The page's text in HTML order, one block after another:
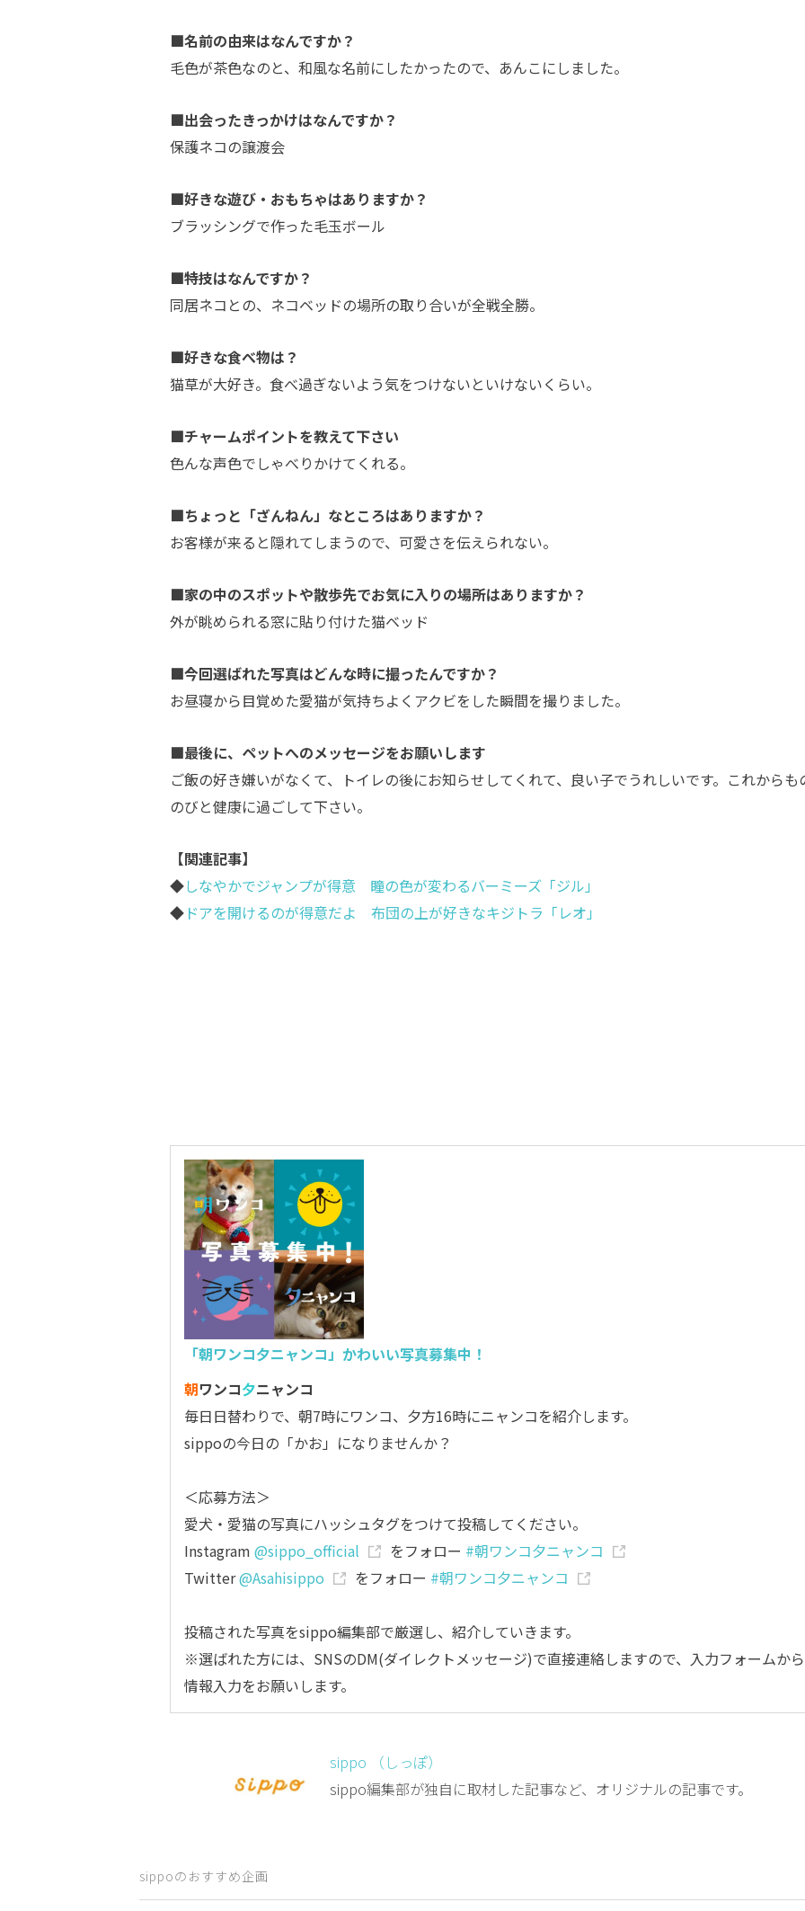
■名前の由来はなんですか？
毛色が茶色なのと、和風な名前にしたかったので、あんこにしました。
■出会ったきっかけはなんですか？
保護ネコの譲渡会
■好きな遊び・おもちゃはありますか？
ブラッシングで作った毛玉ボール
■特技はなんですか？
同居ネコとの、ネコベッドの場所の取り合いが全戦全勝。
■好きな食べ物は？
猫草が大好き。食べ過ぎないよう気をつけないといけないくらい。
■チャームポイントを教えて下さい
色んな声色でしゃべりかけてくれる。
■ちょっと「ざんねん」なところはありますか？
お客様が来ると隠れてしまうので、可愛さを伝えられない。
■家の中のスポットや散歩先でお気に入りの場所はありますか？
外が眺められる窓に貼り付けた猫ベッド
■今回選ばれた写真はどんな時に撮ったんですか？
お昼寝から目覚めた愛猫が気持ちよくアクビをした瞬間を撮りました。
■最後に、ペットへのメッセージをお願いします
ご飯の好き嫌いがなくて、トイレの後にお知らせしてくれて、良い子でうれしいです。これからも
のびと健康に過ごして下さい。
【関連記事】
◆しなやかでジャンプが得意 瞳の色が変わるバーミーズ「ジル」
◆ドアを開けるのが得意だよ 布団の上が好きなキジトラ「レオ」
「朝ワンコ夕ニャンコ」かわいい写真募集中！
朝ワンコ夕ニャンコ
毎日日替わりで、朝7時にワンコ、夕方16時にニャンコを紹介します。
sippoの今日の「かお」になりませんか？
＜応募方法＞
愛犬・愛猫の写真にハッシュタグをつけて投稿してください。
Instagram @sippo_official をフォロー #朝ワンコ夕ニャンコ
Twitter@Asahisippo をフォロー #朝ワンコ夕ニャンコ
投稿された写真をsippo編集部で厳選し、紹介していきます。
※選ばれた方には、SNSのDM(ダイレクトメッセージ)で直接連絡しますので、入力フォームから
情報入力をお願いします。
sippo （しっぽ）
sippo編集部が独自に取材した記事など、オリジナルの記事です。
sippoのおすすめ企画